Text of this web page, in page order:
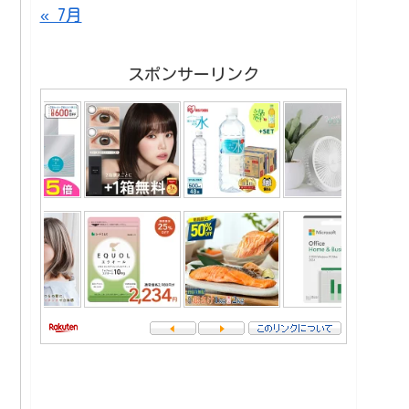
« 7月
スポンサーリンク